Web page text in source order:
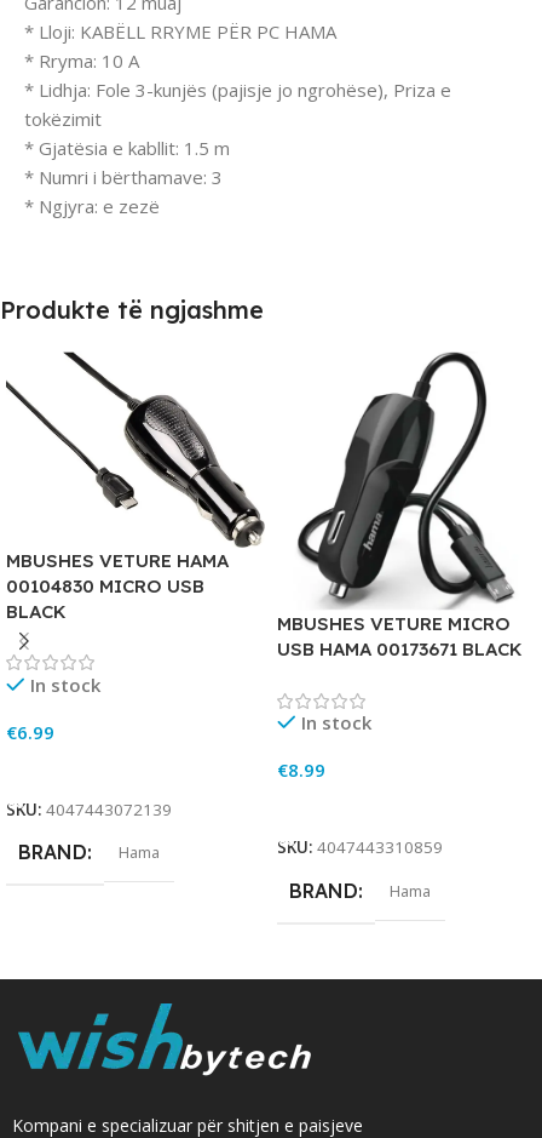
* Lloji: KABËLL RRYME PËR PC HAMA
* Rryma: 10 A
* Lidhja: Fole 3-kunjës (pajisje jo ngrohëse), Priza e
tokëzimit
* Gjatësia e kabllit: 1.5 m
* Numri i bërthamave: 3
* Ngjyra: e zezë
Produkte të ngjashme
MBUSHES VETURE HAMA
00104830 MICRO USB
BLACK
In stock
€6.99
SKU: 4047443072139
BRAND Hama
MBUSHES VETURE MICRO
USB HAMA 00173671 BLACK
In stock
€8.99
SKU: 4047443310859
BRAND Hama
Kompani e specializuar për shitjen e paisjeve